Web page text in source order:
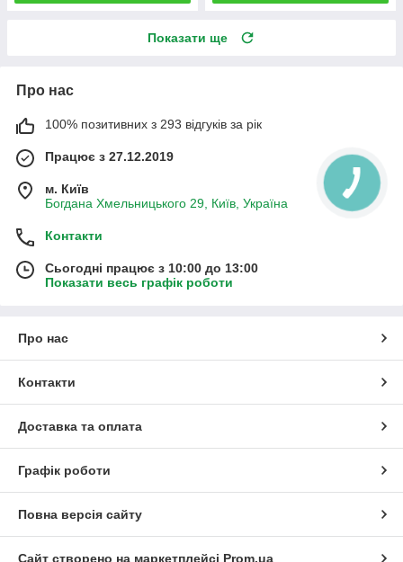
Показати ще
Про нас
100% позитивних з 293 відгуків за рік
Працює з 27.12.2019
м. Київ
Богдана Хмельницького 29, Київ, Україна
Контакти
Сьогодні працює з 10:00 до 13:00
Показати весь графік роботи
Про нас
Контакти
Доставка та оплата
Графік роботи
Повна версія сайту
Сайт створено на маркетплейсі Prom.ua